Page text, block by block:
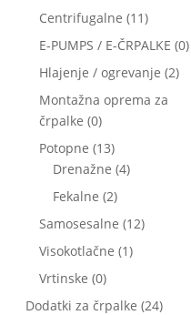
izdelki
Centrifugalne 1111
izdelkov
E-PUMPS / E-ČRPALKE 00
Hlajenje / ogrevanje 22
Montažna oprema za
črpalke 00
izdelkov
Potopne 1313
izdelkov
Drenažne 44
Fekalne 22
izdelka
Samosesalne 1212
Visokotlačne 11
Vrtinske 00
izdelkov
Dodatki za črpalke 2424